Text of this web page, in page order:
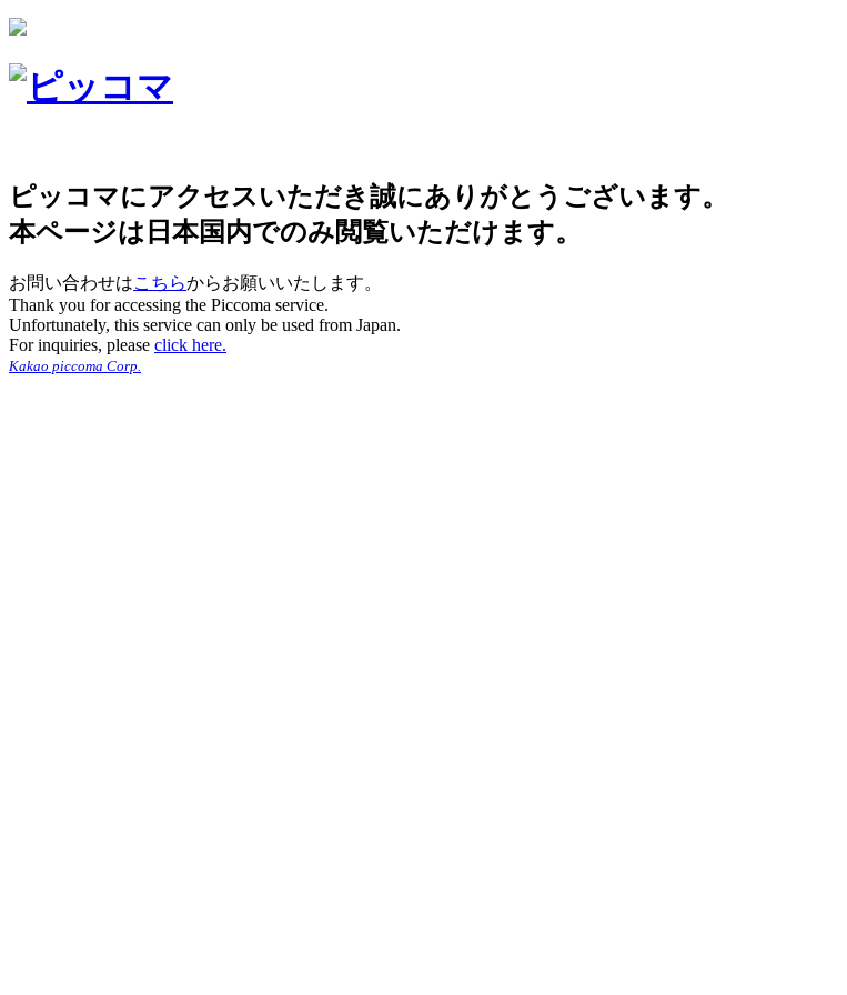
ピッコマにアクセスいただき誠にありがとうございます。
本ページは日本国内でのみ閲覧いただけます。
お問い合わせはこちらからお願いいたします。
Thank you for accessing the Piccoma service.
Unfortunately, this service can only be used from Japan.
For inquiries, please click here.
Kakao piccoma Corp.